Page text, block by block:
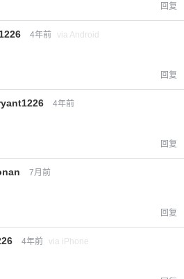
回复
4年前 via Android
回复
4年前
回复
7月前
回复
4年前 via iPhone